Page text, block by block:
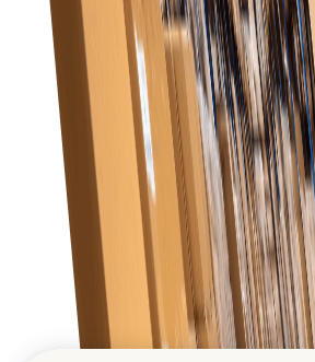
Khả năng mở rộng
Phần mềm phát triển theo doanh
nhu cầu mua sắm tăng khi hoạt
Thuc day tang truong B2B toan cau
Tham gia mang luoi dang tin cay
thuong mai
Dang ky mien phi